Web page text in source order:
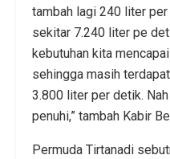
tambah lagi 240 liter
sekitar 7.240 liter pe
kebutuhan kita
sehingga masih
3.800 liter per detik.
penuhi,” tambah Kabir
Permuda Tirtanadi